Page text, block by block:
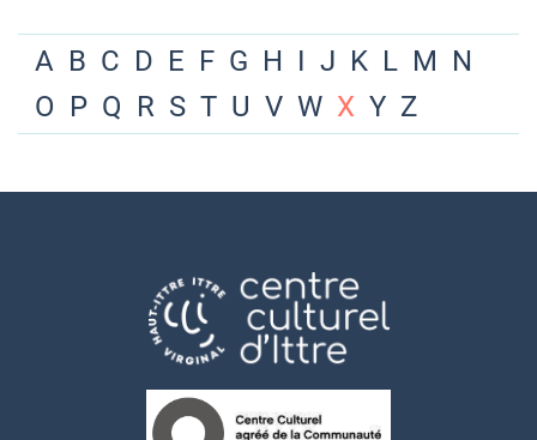
A B C D E F G H I J K L M N
O P Q R S T U V W X Y Z